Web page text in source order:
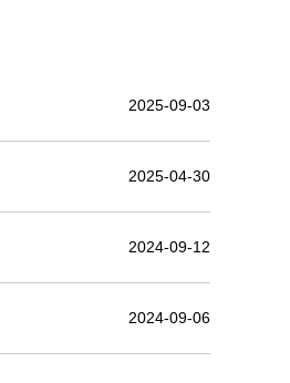
2025-09-03
2025-04-30
2024-09-12
2024-09-06